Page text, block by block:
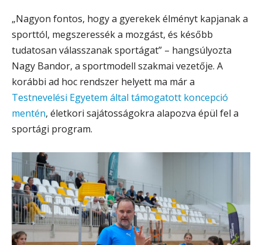
„Nagyon fontos, hogy a gyerekek élményt kapjanak a
sporttól, megszeressék a mozgást, és később
tudatosan válasszanak sportágat” – hangsúlyozta
Nagy Bandor, a sportmodell szakmai vezetője. A
korábbi ad hoc rendszer helyett ma már a
Testnevelési Egyetem által támogatott koncepció
mentén, életkori sajátosságokra alapozva épül fel a
sportági program.